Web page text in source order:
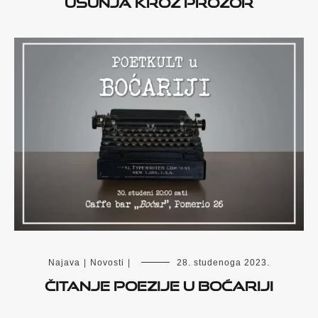
Najava Novosti 28. studenoga 2023.
Čitanje poezije u Boćariji